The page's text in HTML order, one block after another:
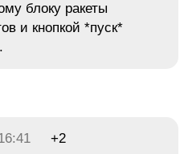
блоку ракеты
и кнопкой *пуск*
+2